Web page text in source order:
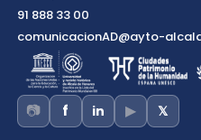
91 888 33 00
comunicacionAD@ayto-
📷 f in ▶ 𝕏